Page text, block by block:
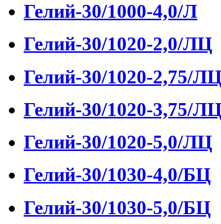
Гелий-30/1000-4,0/Л
Гелий-30/1020-2,0/ЛЦ
Гелий-30/1020-2,75/
Гелий-30/1020-3,75/
Гелий-30/1020-5,0/ЛЦ
Гелий-30/1030-4,0/БЦ
Гелий-30/1030-5,0/БЦ